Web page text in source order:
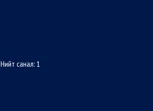
Нийт санал: 1